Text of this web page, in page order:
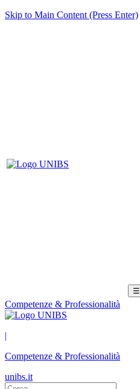
Skip to Main Content (Press Enter)
☰
Competenze & Professionalità
|
Competenze & Professionalità
unibs.it